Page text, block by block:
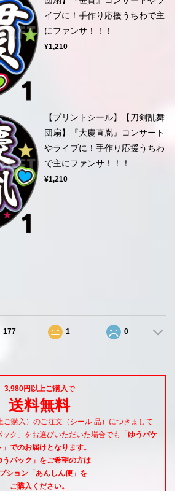
イブに！手作り応援うちわで主
にファンサ！！！
¥1,210
【プリントシール】【刀剣乱舞
団扇】『大慶直胤』コンサート
やライブに！手作り応援うちわ
で主にファンサ！！！
¥1,210
177 1 0
3,980円以上ご購入で
送料無料
購入）のご注文（シール 品）につきまして
ク」をお選びいただいた場合でも
「ゆうパケ
」でのお届けとなります。
うパック」をご希望の方は
ション「あんしん便」 を
ご購入ください。